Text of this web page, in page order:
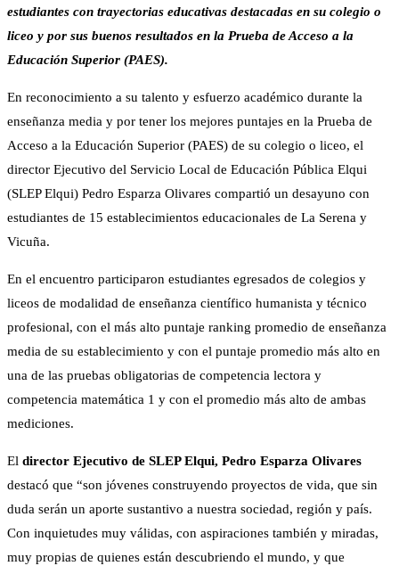
estudiantes con trayectorias educativas destacadas en su colegio o
liceo y por sus buenos resultados en la Prueba de Acceso a la
Educación Superior (PAES).
En reconocimiento a su talento y esfuerzo académico durante la
enseñanza media y por tener los mejores puntajes en la Prueba de
Acceso a la Educación Superior (PAES) de su colegio o liceo, el
director Ejecutivo del Servicio Local de Educación Pública Elqui
(SLEP Elqui) Pedro Esparza Olivares compartió un desayuno con
estudiantes de 15 establecimientos educacionales de La Serena y
Vicuña.
En el encuentro participaron estudiantes egresados de colegios y
liceos de modalidad de enseñanza científico humanista y técnico
profesional, con el más alto puntaje ranking promedio de enseñanza
media de su establecimiento y con el puntaje promedio más alto en
una de las pruebas obligatorias de competencia lectora y
competencia matemática 1 y con el promedio más alto de ambas
mediciones.
El director Ejecutivo de SLEP Elqui, Pedro Esparza Olivares
destacó que “son jóvenes construyendo proyectos de vida, que sin
duda serán un aporte sustantivo a nuestra sociedad, región y país.
Con inquietudes muy válidas, con aspiraciones también y miradas,
muy propias de quienes están descubriendo el mundo, y que